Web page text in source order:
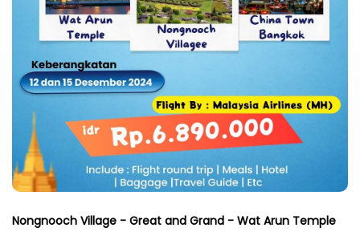
Nongnooch Village - Great and Grand - Wat Arun Temple